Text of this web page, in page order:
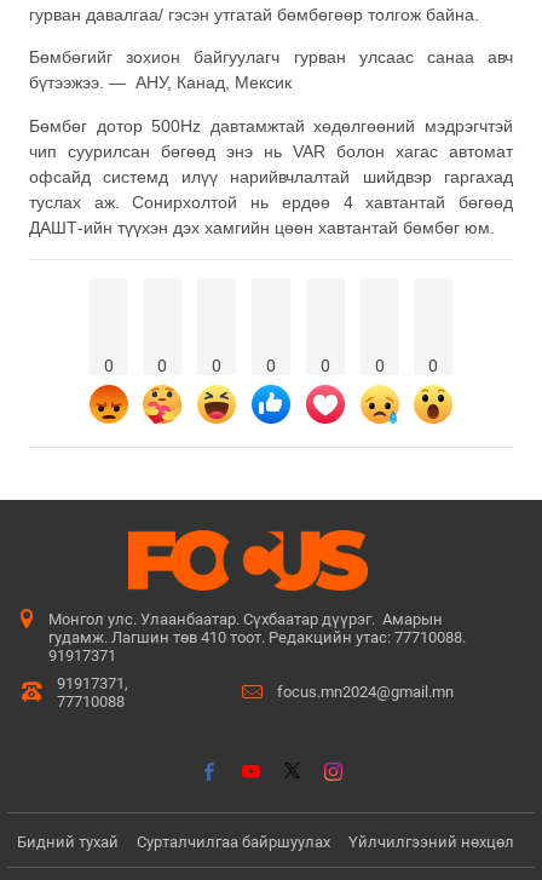
гурван давалгаа/ гэсэн утгатай бөмбөгөөр толгож байна.
Бөмбөгийг зохион байгуулагч гурван улсаас санаа авч
бүтээжээ. — АНУ, Канад, Мексик
Бөмбөг дотор 500Hz давтамжтай хөдөлгөөний мэдрэгчтэй
чип суурилсан бөгөөд энэ нь VAR болон хагас автомат
офсайд системд илүү нарийвчлалтай шийдвэр гаргахад
туслах аж. Сонирхолтой нь ердөө 4 хавтантай бөгөөд
ДАШТ-ийн түүхэн дэх хамгийн цөөн хавтантай бөмбөг юм.
0 0 0 0 0 0 0
Монгол улс. Улаанбаатар. Сүхбаатар дүүрэг. Амарын
гудамж. Лагшин төв 410 тоот. Редакцийн утас: 77710088.
91917371
91917371,
77710088
focus.mn2024@gmail.mn
Бидний тухай Сурталчилгаа байршуулах Үйлчилгээний нөхцөл